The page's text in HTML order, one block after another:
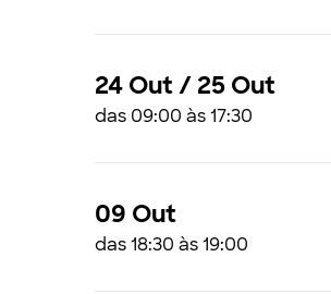
24 Out / 25 Out
das 09:00 às 17:30
09 Out
das 18:30 às 19:00